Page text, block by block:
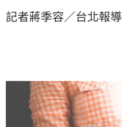
記者蔣季容／台北報導